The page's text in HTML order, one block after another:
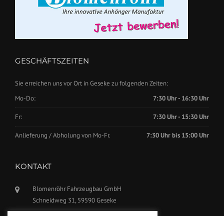
GESCHÄFTSZEITEN
Sie erreichen uns vor Ort in Geseke zu folgenden Zeiten:
Mo-Do:
7:30 Uhr - 16:30 Uhr
Fr: 7:30 Uhr - 15:30 Uhr
Anlieferung / Abholung von Mo-Fr. 7:30 Uhr bis 15:00 Uhr
KONTAKT
Blomenröhr Fahrzeugbau GmbH
Schneidweg 31, 59590 Geseke